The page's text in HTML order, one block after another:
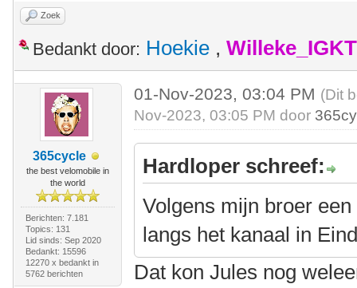
Zoek
Bedankt door: Hoekie , Willeke_IGKT
365cycle
the best velomobile in
the world
Berichten: 7.181
Topics: 131
Lid sinds: Sep 2020
Bedankt: 15596
12270 x bedankt in
5762 berichten
01-Nov-2023, 03:04 PM (Dit
Nov-2023, 03:05 PM door
Hardloper schreef:
Volgens mijn broer
langs het kanaal in
Dat kon Jules nog